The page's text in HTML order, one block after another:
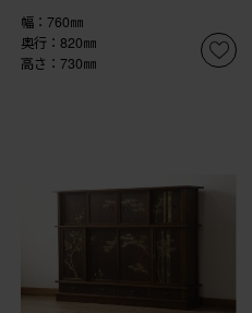
幅：760㎜
奥行：820㎜
高さ：730㎜